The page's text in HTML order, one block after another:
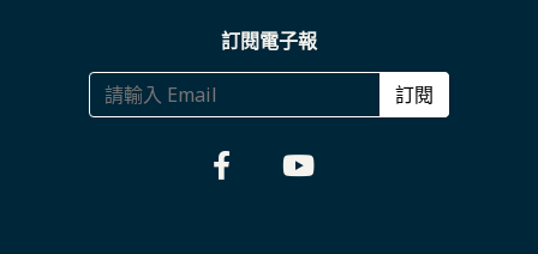
福利品專區
商務合作
訂閱電子報
訂閱